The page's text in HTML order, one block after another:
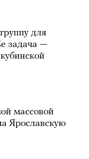
для
задача —
массовой
Ярославскую